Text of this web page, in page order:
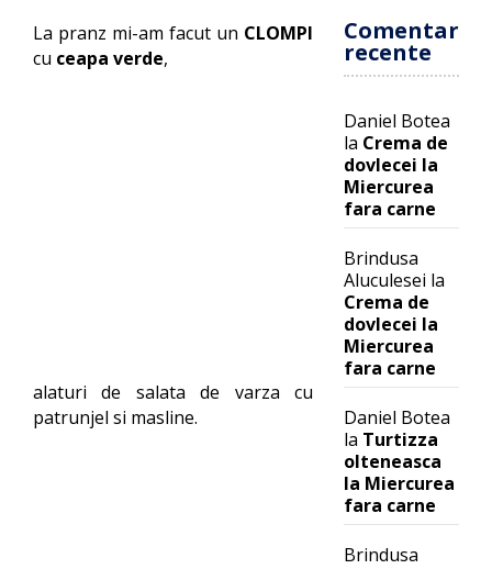
La pranz mi-am facut un CLOMPI
cu ceapa verde,
alaturi de salata de varza cu
patrunjel si masline.
Comentarii
recente
Daniel Botea
la Crema de
dovlecei la
Miercurea
fara carne
Brindusa
Aluculesei la
Crema de
dovlecei la
Miercurea
fara carne
Daniel Botea
la Turtizza
olteneasca
la Miercurea
fara carne
Brindusa